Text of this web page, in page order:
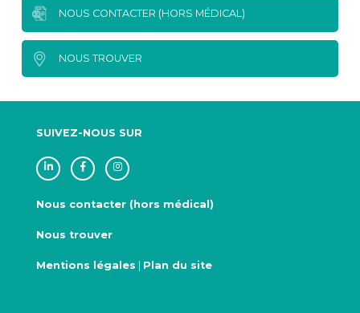
NOUS CONTACTER (HORS MÉDICAL)
NOUS TROUVER
SUIVEZ-NOUS SUR
Nous contacter (hors médical)
Nous trouver
Mentions légales | Plan du site